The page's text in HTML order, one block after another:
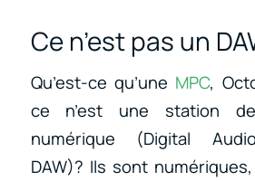
Ce n’est pas un
Qu’est-ce qu’une MPC,
ce n’est une station
numérique (Digital
DAW)? Ils sont